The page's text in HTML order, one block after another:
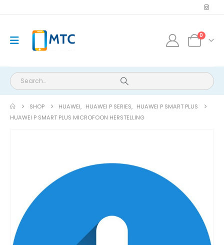
0
SHOP HUAWEI, HUAWEI P SERIES, HUAWEI P SMART PLUS
HUAWEI P SMART PLUS MICROFOON HERSTELLING